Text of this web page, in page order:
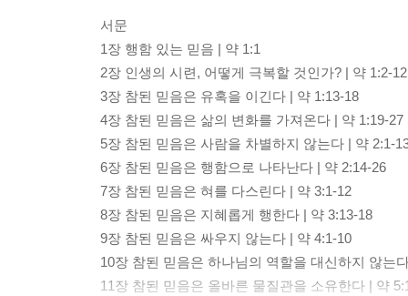
서문
1장 행함 있는 믿음 | 약 1:1
2장 인생의 시련, 어떻게 극복할 것인가? | 약 1:2-12
3장 참된 믿음은 유혹을 이긴다 | 약 1:13-18
4장 참된 믿음은 삶의 변화를 가져온다 | 약 1:19-27
5장 참된 믿음은 사람을 차별하지 않는다 | 약 2:1-
6장 참된 믿음은 행함으로 나타난다 | 약 2:14-26
7장 참된 믿음은 혀를 다스린다 | 약 3:1-12
8장 참된 믿음은 지혜롭게 행한다 | 약 3:13-18
9장 참된 믿음은 싸우지 않는다 | 약 4:1-10
10장 참된 믿음은 하나님의 역할을 대신하지 않는
11장 참된 믿음은 올바른 물질관을 소유한다 | 약